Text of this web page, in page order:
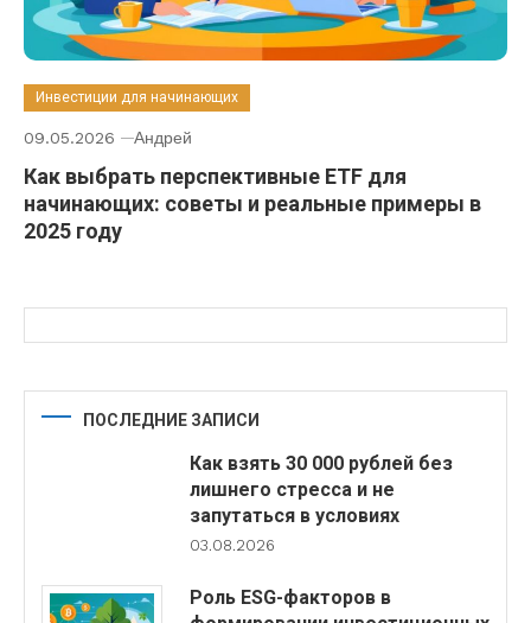
Инвестиции для начинающих
09.05.2026 Андрей
Как выбрать перспективные ETF для
начинающих: советы и реальные примеры в
2025 году
ПОСЛЕДНИЕ ЗАПИСИ
Как взять 30 000 рублей без
лишнего стресса и не
запутаться в условиях
03.08.2026
Роль ESG-факторов в